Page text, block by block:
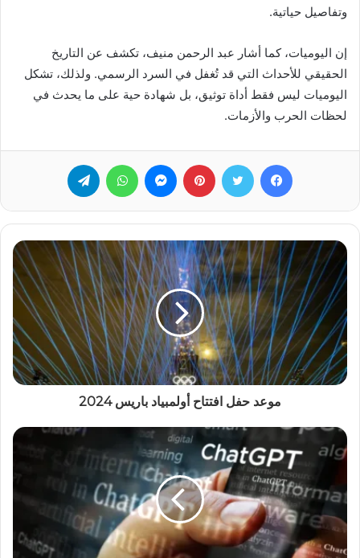
وتفاصيل حياتية.
إن اليوميات، كما أشار عبد الرحمن منيف، تكشف عن التاريخ
الحقيقي للأحداث التي قد تُغفل في السرد الرسمي. ولذلك، تشكل
اليوميات ليس فقط أداة توثيق، بل شهادة حية على ما يحدث في
لحظات الحرب والأزمات.
فيسبوك تويتر بينتيريست ماسنجر واتساب
موعد حفل افتتاح أولمبياد باريس 2024